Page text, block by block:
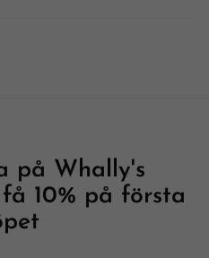
på Whally's
10% på första